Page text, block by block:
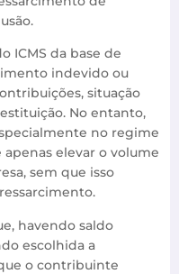
ICMS da base de
indevido ou
situação
No entanto,
no regime
elevar o volume
sem que isso
havendo saldo
escolhida a
o contribuinte